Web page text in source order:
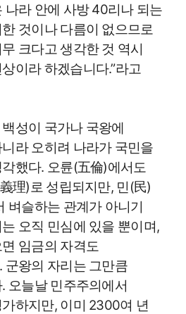
나라 안에 사방 40리나 되는
것이나 다름이 없으므로
크다고 생각한 것 역시
이라 하겠습니다.”라고
성이 국가나 국왕에
라 오히려 나라가 국민을
했다. 오륜(五倫)에서도
理)로 성립되지만, 민(民)
벼슬하는 관계가 아니기
오직 민심에 있을 뿐이며,
임금의 자격도
군왕의 자리는 그만큼
오늘날 민주주의에서
하지만, 이미 2300여 년